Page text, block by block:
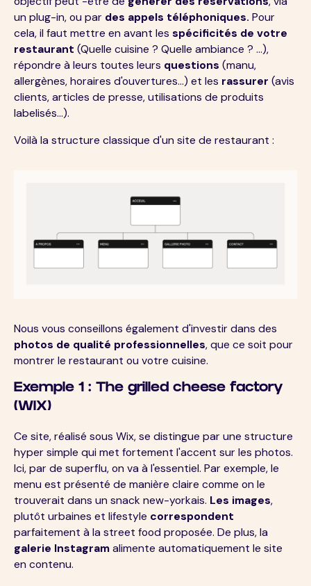
un plug-in, ou par des appels téléphoniques. Pour
cela, il faut mettre en avant les spécificités de votre
restaurant (Quelle cuisine ? Quelle ambiance ? ...),
répondre à leurs toutes leurs questions (manu,
allergènes, horaires d'ouvertures...) et les rassurer (avis
clients, articles de presse, utilisations de produits
labelisés...).
Voilà la structure classique d'un site de restaurant :
Nous vous conseillons également d'investir dans des
photos de qualité professionnelles, que ce soit pour
montrer le restaurant ou votre cuisine.
Exemple 1 : The grilled cheese factory
(WIX)
Ce site, réalisé sous Wix, se distingue par une structure
hyper simple qui met fortement l'accent sur les photos.
Ici, par de superflu, on va à l'essentiel. Par exemple, le
menu est présenté de manière claire comme on le
trouverait dans un snack new-yorkais. Les images,
plutôt urbaines et lifestyle correspondent
parfaitement à la street food proposée. De plus, la
galerie Instagramalimente automatiquement le site
en contenu.